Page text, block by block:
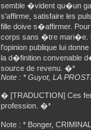
semble �vident qu�un
s'affirme, satisfaire les
fille doive s�affirmer.
corps sans �tre mari�e.
l'opinion publique lui
la d�finition convenable
source de revenu. �*
Note : * Guyot, LA
� [TRADUCTION] Ces
profession. �*
Note : * Bonger,